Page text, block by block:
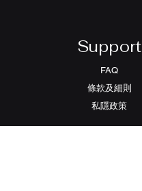
Support
FAQ
條款及細則
​私隱政策